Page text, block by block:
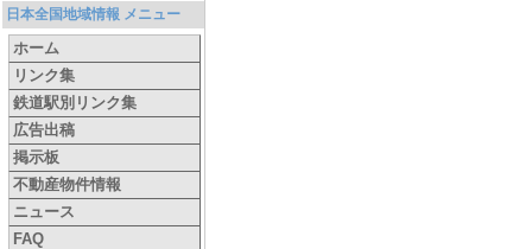
日本全国地域情報 メニュー
ホーム
リンク集
鉄道駅別リンク集
広告出稿
掲示板
不動産物件情報
ニュース
FAQ